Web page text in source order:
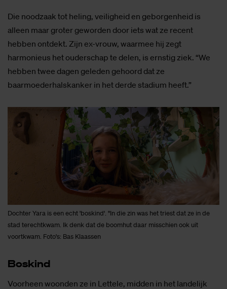
Die noodzaak tot heling, veiligheid en geborgenheid is
alleen maar groter geworden door iets wat ze recent
hebben ontdekt. Zijn ex-vrouw, waarmee hij zegt
harmonieus het ouderschap te delen, is ernstig ziek. “We
hebben twee dagen geleden gehoord dat ze
baarmoederhalskanker in het derde stadium heeft.”
Dochter Yara is een echt 'boskind'. "In die zin was het triest dat ze in de
stad terechtkwam. Ik denk dat de boomhut daar misschien ook uit
voortkwam. Foto's: Bas Klaassen
Bos­kind
Voorheen woonden ze in Lettele, midden in het landelijk